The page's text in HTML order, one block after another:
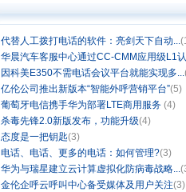
代替人工拨打电话的软件：亮剑天下自动...
华晨汽车客服中心通过CC-CMM应用级L1
因科美E350不需电话会议平台就能实现多...
亿伦公司推出新版本“智能外呼营销平台”(5)
葡萄牙电信携手华为部署LTE商用服务 (4)
杀毒先锋2.0新版发布，功能升级(4)
态度是一把钥匙(3)
电话、电话、更多的电话：如何管理?(3)
华为与瑞星建立云计算虚拟化防病毒战略...
金伦企呼云呼叫中心备受媒体及用户关注(3)